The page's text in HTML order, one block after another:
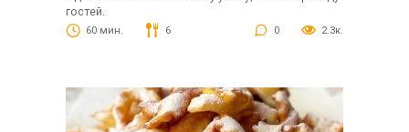
гостей.
60 мин. 6 0 2.3к.